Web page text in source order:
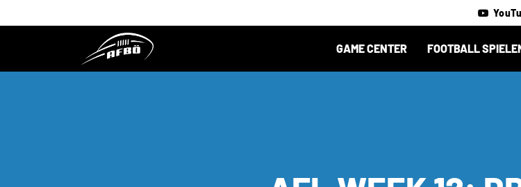
GAME CENTER FOOTBALL